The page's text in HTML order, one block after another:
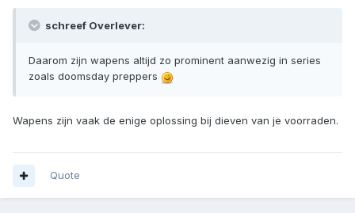
schreef Overlever:
Daarom zijn wapens altijd zo prominent aanwezig in series
zoals doomsday preppers
Wapens zijn vaak de enige oplossing bij dieven van je voorraden.
Quote